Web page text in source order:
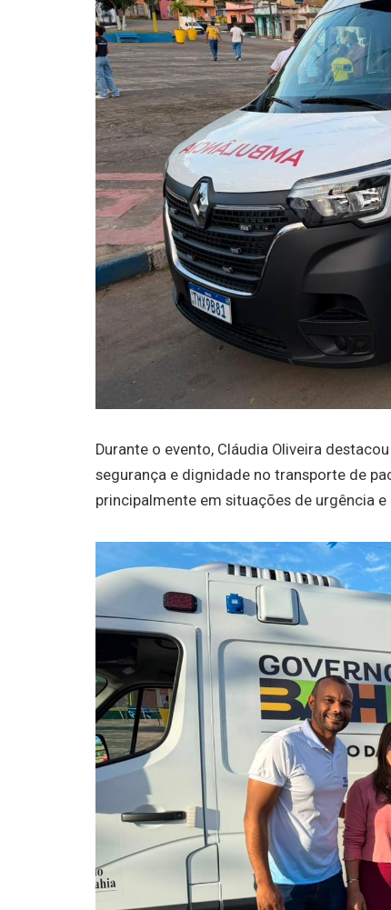
Durante o evento, Cláudia Oliveira
segurança e dignidade no transporte de
principalmente em situações de urgência e